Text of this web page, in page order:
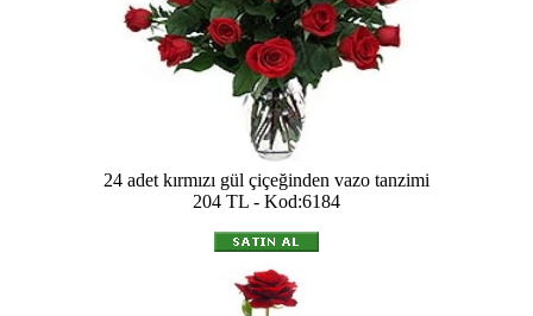
24 adet kırmızı gül çiçeğinden vazo tanzimi
204 TL - Kod:6184